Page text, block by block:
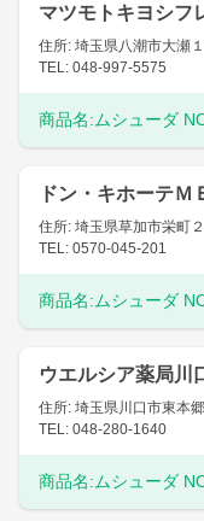
マツモトキヨシフ
住所: 埼玉県八潮市大瀬
TEL: 048-997-5575
商品名: ムシューダ
ドン・キホーテ
住所: 埼玉県草加市栄町
TEL: 0570-045-201
商品名: ムシューダ
ウエルシア薬局川
住所: 埼玉県川口市東本
TEL: 048-280-1640
商品名: ムシューダ